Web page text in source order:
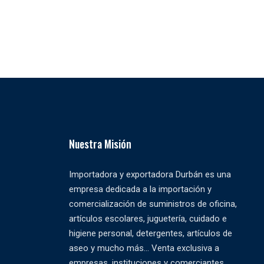
Nuestra Misión
Importadora y exportadora Durbán es una
empresa dedicada a la importación y
comercialización de suministros de oficina,
artículos escolares, juguetería, cuidado e
higiene personal, detergentes, artículos de
aseo y mucho más... Venta exclusiva a